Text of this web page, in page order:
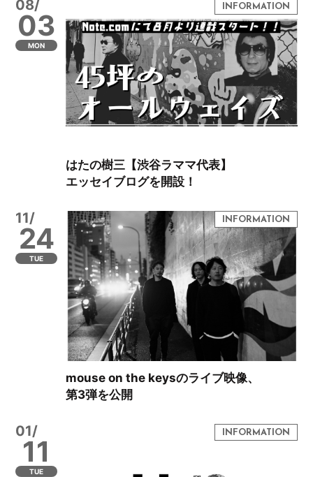
08/
03
MON
はたの樹三【渋谷ラママ代表】
エッセイブログを開設！
11/
24
TUE
mouse on the keysのライブ映像、
第3弾を公開
01/
11
TUE